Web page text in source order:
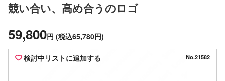
競い合い、高め合うのロゴ
59,800円 (税込65,780円)
検討中リストに追加する No.21582